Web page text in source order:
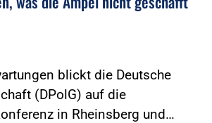
blickt die Deutsche
(DPolG) auf die
in Rheinsberg und…